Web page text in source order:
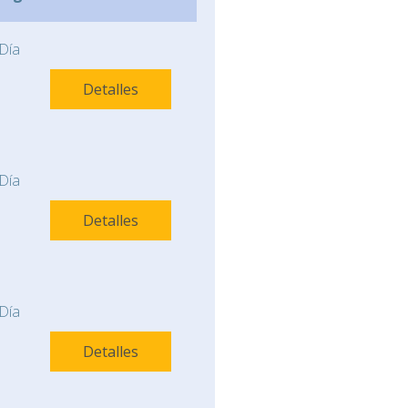
Detalles
Detalles
Detalles